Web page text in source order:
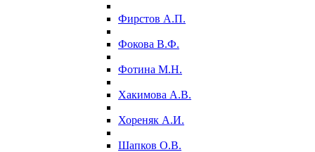
Фирстов А.П.
Фокова В.Ф.
Фотина М.Н.
Хакимова А.В.
Хореняк А.И.
Шапков О.В.